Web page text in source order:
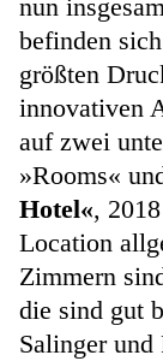
nun
befinden
größten
innovativen
auf zwei
»Rooms«
Hotel«,
Location
Zimmern
die sind gut
Salinger und